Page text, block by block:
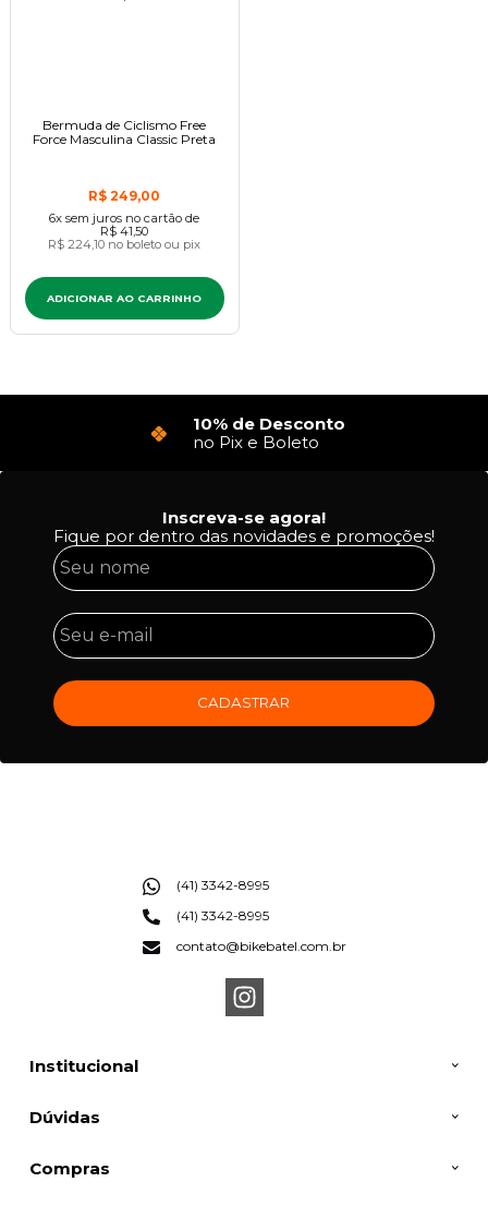
Bermuda de Ciclismo Free
Force Masculina Classic Preta
R$ 249,00
6x sem juros no cartão de
R$ 41,50
R$ 224,10 no boleto ou pix
ADICIONAR AO CARRINHO
10% de Desconto
no Pix e Boleto
Inscreva-se agora!
Fique por dentro das novidades e promoções!
CADASTRAR
Institucional
Dúvidas
Compras
(41) 3342-8995
(41) 3342-8995
contato@bikebatel.com.br